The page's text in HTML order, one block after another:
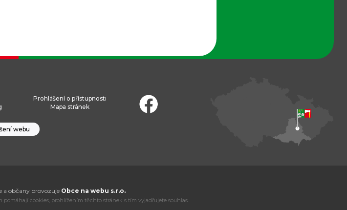
Prohlášení o přístupnosti
Mapa stránek
webu
a občany provozuje Obce na webu s.r.o.
pomáhají cookies, prohlížením těchto stránek s tím vyjadřujete souhlas.